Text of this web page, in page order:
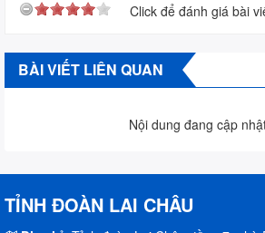
Click để đánh giá bài
BÀI VIẾT LIÊN QUAN
Nội dung đang cập
TỈNH ĐOÀN LAI CHÂU